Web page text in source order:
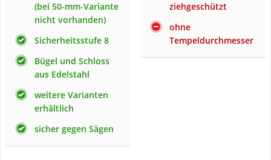
(bei 50-mm-Variante
nicht vorhanden)
Sicherheitsstufe 8
Bügel und Schloss
aus Edelstahl
weitere Varianten
erhältlich
sicher gegen Sägen
ziehgeschützt
ohne
Tempeldurchmesser